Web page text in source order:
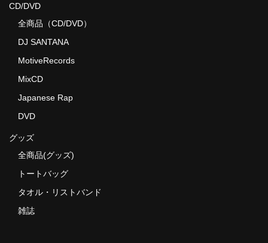
CD/DVD
全商品（CD/DVD）
DJ SANTANA
MotiveRecords
MixCD
Japanese Rap
DVD
グッズ
全商品(グッズ)
トートバッグ
タオル・リストバンド
雑誌